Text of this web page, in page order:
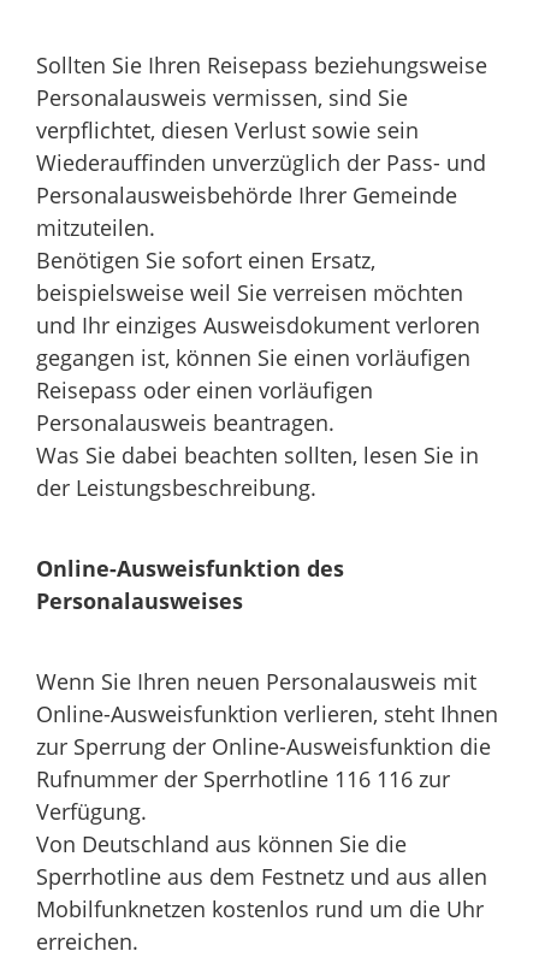
Sollten Sie Ihren Reisepass beziehungsweise
Personalausweis vermissen, sind Sie
verpflichtet, diesen Verlust sowie sein
Wiederauffinden unverzüglich der Pass- und
Personalausweisbehörde Ihrer Gemeinde
mitzuteilen.
Benötigen Sie sofort einen Ersatz,
beispielsweise weil Sie verreisen möchten
und Ihr einziges Ausweisdokument verloren
gegangen ist, können Sie einen vorläufigen
Reisepass oder einen vorläufigen
Personalausweis beantragen.
Was Sie dabei beachten sollten, lesen Sie in
der Leistungsbeschreibung.
Online-Ausweisfunktion des
Personalausweises
Wenn Sie Ihren neuen Personalausweis mit
Online-Ausweisfunktion verlieren, steht Ihnen
zur Sperrung der Online-Ausweisfunktion die
Rufnummer der Sperrhotline 116 116 zur
Verfügung.
Von Deutschland aus können Sie die
Sperrhotline aus dem Festnetz und aus allen
Mobilfunknetzen kostenlos rund um die Uhr
erreichen.